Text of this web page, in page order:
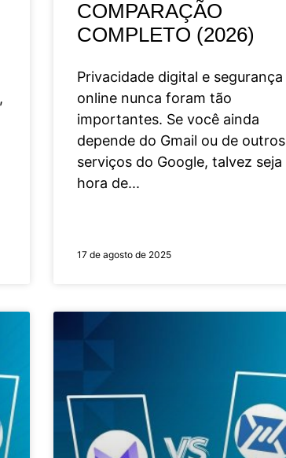
COMPARAÇÃO
COMPLETO (2026)
Privacidade digital e segurança
online nunca foram tão
importantes. Se você ainda
depende do Gmail ou de outros
serviços do Google, talvez seja
hora de
17 de agosto de 2025